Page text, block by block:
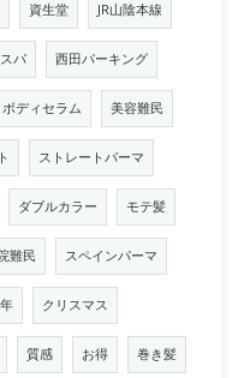
資生堂 JR山陰本線
パ 西田パーキング
ボディセラム 美容難民
ストレートパーマ
ダブルカラー モテ髪
難民 スペインパーマ
クリスマス
質感 お得 巻き髪